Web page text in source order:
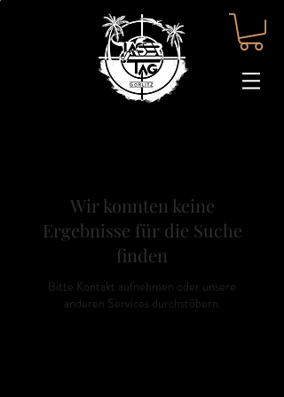
Wir konnten keine
Ergebnisse für die Suche
finden
Bitte Kontakt aufnehmen oder unsere
anderen Services durchstöbern.